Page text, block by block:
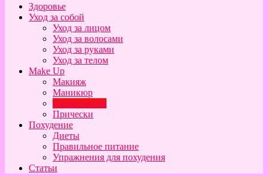
Здоровье
Уход за собой
Уход за лицом
Уход за волосами
Уход за руками
Уход за телом
Make Up
Макияж
Маникюр
Парфюмерия
Прически
Похудение
Диеты
Правильное питание
Упражнения для похудения
Статьи